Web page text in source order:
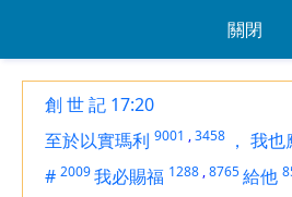
關閉
創 世 記 17:20
至於以實瑪利 9001 ,3458 ， 我也
# 2009我必賜福 1288 ,8765給他